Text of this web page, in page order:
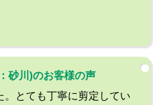
砂川)のお客様の声
。とても丁寧に剪定してい